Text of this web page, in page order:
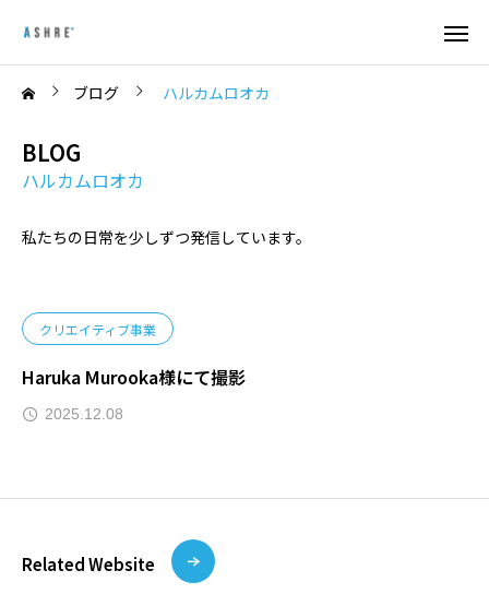
ブログ ハルカムロオカ
BLOG
ハルカムロオカ
私たちの日常を少しずつ発信しています。
クリエイティブ事業
Haruka Murooka様にて撮影
2025.12.08
Related Website